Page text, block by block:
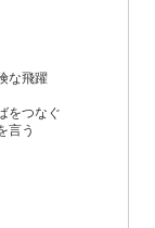
な飛躍
をつなぐ
言う